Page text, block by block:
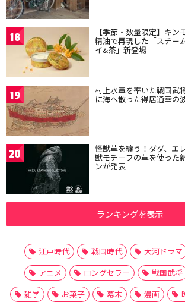
18 【季節・数量限定】キ
精油で再現した「スチー
イ&茶」新登場
19 村上水軍を率いた戦国武
に海へ散った得居通幸の
20 怪獣革を纏う！ダダ、エ
獣モチーフの革を使った
ンが発表
ランキングを表示
江戸時代 戦国時代 大河ドラマ
アニメ
ロングセラー 戦国武将
雑学
お菓子 幕末 漫画